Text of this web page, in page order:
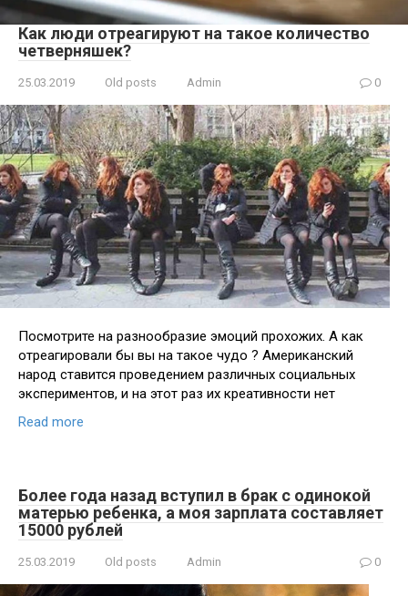
Как люди отреагируют на такое количество
четверняшек?
25.03.2019 Old posts Admin 0
Посмотрите на разнообразие эмоций прохожих. А как
отреагировали бы вы на такое чудо ? Американский
народ ставится проведением различных социальных
экспериментов, и на этот раз их креативности нет
Read more
Более года назад вступил в брак с одинокой
матерью ребенка, а моя зарплата составляет
15000 рублей
25.03.2019 Old posts Admin 0